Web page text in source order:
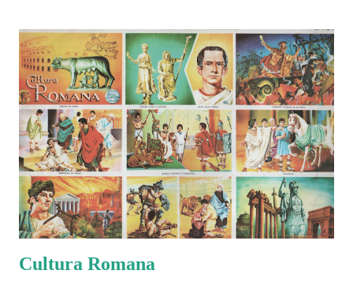
2026 ¿Un punto de quiebre?" Este especial de Pancracio Deportivo no
busca decir únicamente quién ganó o quién perdió. Busca responder si
este Mundial marcó un antes y un después en la forma de entender el
deporte, la identidad nacional, la globalización, la comercialización y
el papel del fútbol como reflejo de nuestras sociedades . Son 230
páginas de análisis, ilustraciones originales y ...
Cultura Romana